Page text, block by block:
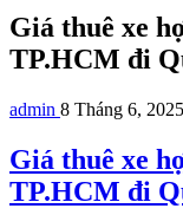
Giá thuê xe
TP.HCM đi
admin 8 Tháng 6, 2025
Giá thuê xe
TP.HCM đi